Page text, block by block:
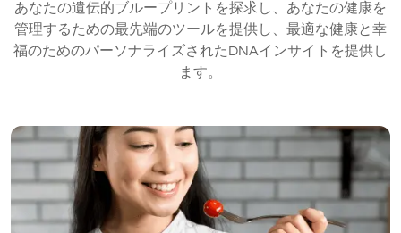
あなたの遺伝的ブループリントを探求し、あなたの健康を
管理するための最先端のツールを提供し、最適な健康と幸
福のためのパーソナライズされたDNAインサイトを提供し
ます。